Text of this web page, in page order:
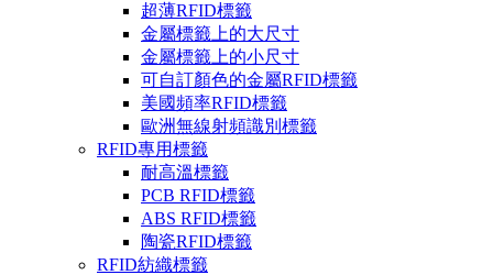
超薄RFID標籤
金屬標籤上的大尺寸
金屬標籤上的小尺寸
可自訂顏色的金屬RFID標籤
美國頻率RFID標籤
歐洲無線射頻識別標籤
RFID專用標籤
耐高溫標籤
PCB RFID標籤
ABS RFID標籤
陶瓷RFID標籤
RFID紡織標籤